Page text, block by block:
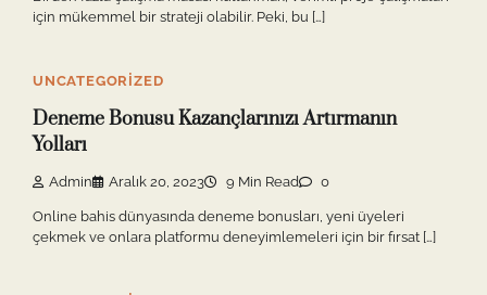
için mükemmel bir strateji olabilir. Peki, bu […]
UNCATEGORIZED
Deneme Bonusu Kazançlarınızı Artırmanın
Yolları
Admin Aralık 20, 2023 9 Min Read 0
Online bahis dünyasında deneme bonusları, yeni üyeleri
çekmek ve onlara platformu deneyimlemeleri için bir fırsat […]